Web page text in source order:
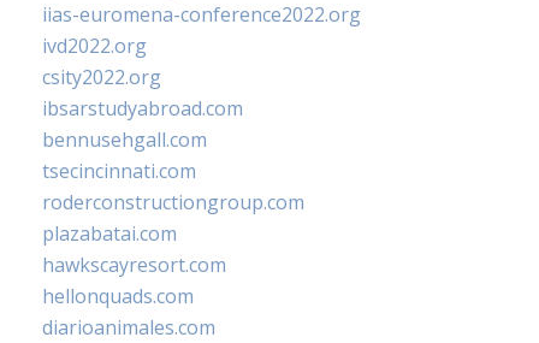
iias-euromena-conference2022.org
ivd2022.org
csity2022.org
ibsarstudyabroad.com
bennusehgall.com
tsecincinnati.com
roderconstructiongroup.com
plazabatai.com
hawkscayresort.com
hellonquads.com
diarioanimales.com